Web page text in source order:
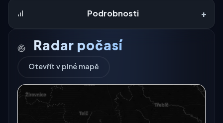
Podrobnosti +
Radar počasí
Otevřít v plné mapě